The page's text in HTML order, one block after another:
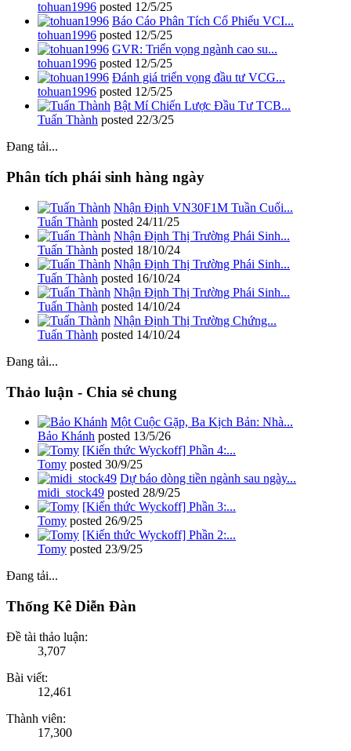
tohuan1996 posted 12/5/25
Báo Cáo Phân Tích Cổ Phiếu VCI...
tohuan1996 posted 12/5/25
GVR: Triển vọng ngành cao su...
tohuan1996 posted 12/5/25
Đánh giá triển vọng đầu tư VCG...
tohuan1996 posted 12/5/25
Bật Mí Chiến Lược Đầu Tư TCB...
Tuấn Thành posted 22/3/25
Đang tải...
Phân tích phái sinh hàng ngày
Nhận Định VN30F1M Tuần Cuối...
Tuấn Thành posted 24/11/25
Nhận Định Thị Trường Phái Sinh...
Tuấn Thành posted 18/10/24
Nhận Định Thị Trường Phái Sinh...
Tuấn Thành posted 16/10/24
Nhận Định Thị Trường Phái Sinh...
Tuấn Thành posted 14/10/24
Nhận Định Thị Trường Chứng...
Tuấn Thành posted 14/10/24
Đang tải...
Thảo luận - Chia sẻ chung
Một Cuộc Gặp, Ba Kịch Bản: Nhà...
Bảo Khánh posted 13/5/26
[Kiến thức Wyckoff] Phần 4:...
Tomy posted 30/9/25
Dự báo dòng tiền ngành sau ngày...
midi_stock49 posted 28/9/25
[Kiến thức Wyckoff] Phần 3:...
Tomy posted 26/9/25
[Kiến thức Wyckoff] Phần 2:...
Tomy posted 23/9/25
Đang tải...
Thống Kê Diễn Đàn
Đề tài thảo luận:
3,707
Bài viết:
12,461
Thành viên:
17,300